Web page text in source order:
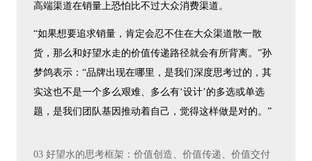
高端渠道在销量上恐怕比不过大众消费渠道。
“如果想要追求销量，肯定会忍不住在大众渠道散一散
货，那么和好望水走的价值传递路径就会有所背离。”孙
梦鸽表示：“品牌出现在哪里，是我们深度思考过的，其
实这也不是一个多么艰难、多么有‘设计’的多选或单选
题，是我们团队基因推动着自己，觉得这样做是对的。”
03 好望水的思考框架：价值创造、价值传递、价值交付